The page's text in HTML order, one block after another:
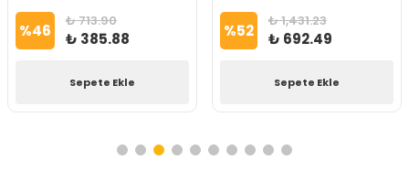
%46 ₺ 713.90
₺ 385.88
Sepete Ekle
%52 ₺ 1,431.23
₺ 692.49
Sepete Ekle